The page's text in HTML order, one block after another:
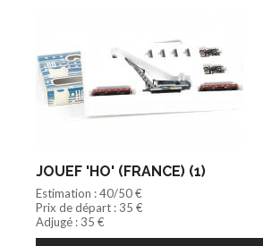
JOUEF 'HO' (FRANCE) (1)
Estimation : 40/50 €
Prix de départ : 35 €
Adjugé : 35 €